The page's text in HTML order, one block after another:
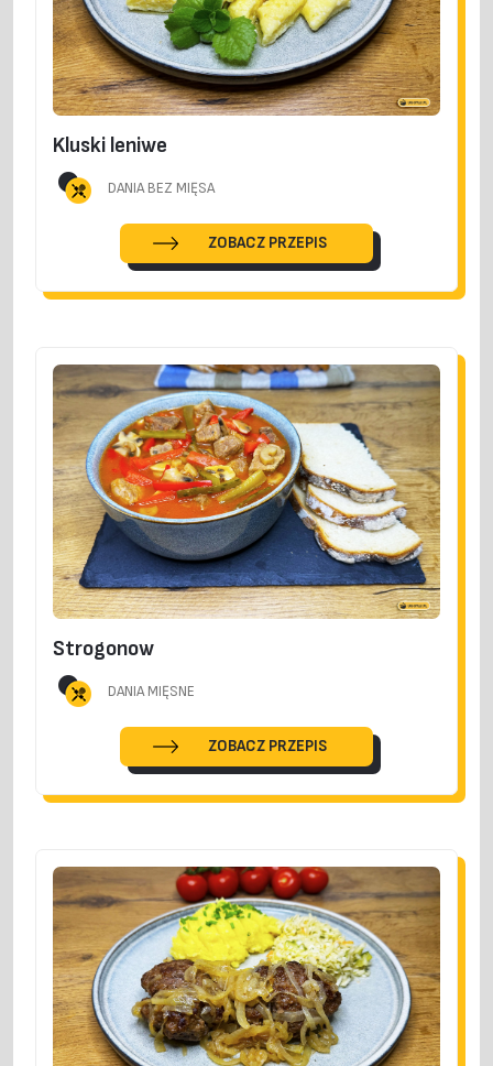
Kluski leniwe
DANIA BEZ MIĘSA
ZOBACZ PRZEPIS
Strogonow
DANIA MIĘSNE
ZOBACZ PRZEPIS